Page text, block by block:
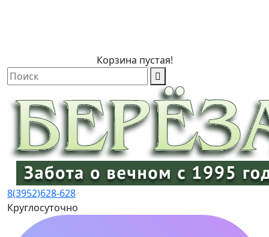
Корзина пустая!
8(3952)628-628
Круглосуточно